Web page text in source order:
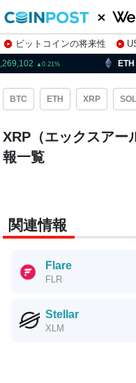
ビットコインの将来性
株特集・関連銘柄
0.21 ETH
BTC ETH XRP SOL
XRP（エックスアー
報一覧
関連情報
Flare
FLR
Stellar
XLM